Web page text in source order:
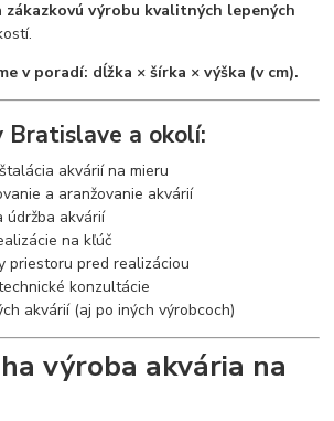
zákazkovú výrobu kvalitných lepených
v poradí: dĺžka × šírka × výška (v cm).
Bratislave a okolí:
akvárií na mieru
a aranžovanie akvárií
údržba akvárií
na kľúč
priestoru pred realizáciou
konzultácie
akvárií (aj po iných výrobcoch)
výroba akvária na